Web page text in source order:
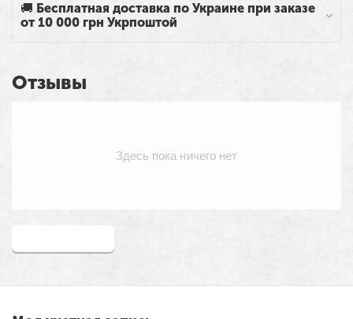
🚚 Бесплатная доставка по Украине при заказе
от 10 000 грн Укрпоштой
Отзывы
Здесь пока ничего нет